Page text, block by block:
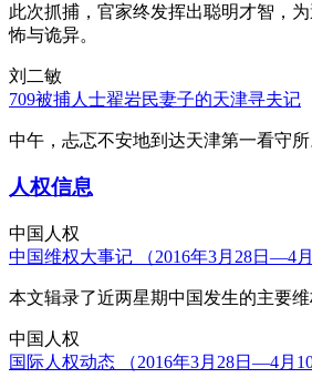
此次抓捕，官家终发挥出聪明才智，
怖与诡异。
刘二敏
709被捕人士翟岩民妻子的天津寻夫记
中午，忐忑不安地到达天津第一看守
人权信息
中国人权
中国维权大事记 （2016年3月28日—4月
本文辑录了近两星期中国发生的主要维
中国人权
国际人权动态 （2016年3月28日—4月10